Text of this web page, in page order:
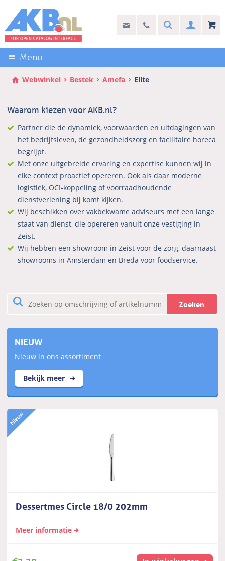
links
over
Direct
naar
de
inhoud
het
hoofdmenu
info@akb.nl
Stel uw vraag
030 69 50 814Search
Menu
Webwinkel Bestek Amefa Elite
Waarom kiezen voor AKB.nl?
Partner die de dynamiek, voorwaarden en uitdagingen van
het bedrijfsleven, de gezondheidszorg en facilitaire horeca
begrijpt.
Met onze uitgebreide ervaring en expertise kunnen wij in
elke context proactief opereren. Ook als daar moderne
logistiek, OCI-koppeling of voorraadhoudende
dienstverlening bij komt kijken.
Wij beschikken over vakbekwame adviseurs met een lange
staat van dienst, die opereren vanuit onze vestiging in
Zeist.
Wij hebben een showroom in Zeist voor de zorg, daarnaast
showrooms in Amsterdam en Breda voor foodservice.
Zoeken
NIEUW
Nieuw in ons assortiment
Bekijk meer
Dessertmes Circle 18/0 202mm
Meer informatie